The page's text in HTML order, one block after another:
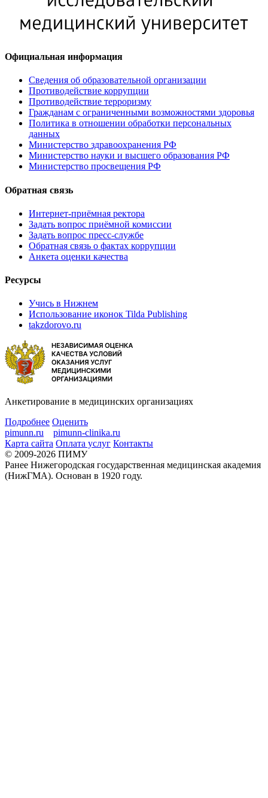
Официальная информация
Сведения об образовательной организации
Противодействие коррупции
Противодействие терроризму
Гражданам с ограниченными возможностями здоровья
Политика в отношении обработки персональных
данных
Министерство здравоохранения РФ
Министерство науки и высшего образования РФ
Министерство просвещения РФ
Обратная связь
Интернет-приёмная ректора
Задать вопрос приёмной комиссии
Задать вопрос пресс-службе
Обратная связь о фактах коррупции
Анкета оценки качества
Ресурсы
Учись в Нижнем
Использование иконок Tilda Publishing
takzdorovo.ru
Анкетирование в медицинских организациях
Подробнее Оценить
pimunn.ru
pimunn-clinika.ru
Карта сайта Оплата услуг Контакты
© 2009-2026 ПИМУ
Ранее Нижегородская государственная медицинская академия
(НижГМА). Основан в 1920 году.